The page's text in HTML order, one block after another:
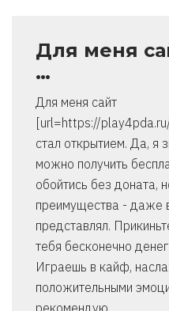
Для меня
…
Для меня сайт
[url=https://
стал открытием. Да, я
можно получить
обойтись без доната,
преимущества - даже
представлял.
тебя бесконечно
Играешь в кайф,
положительными